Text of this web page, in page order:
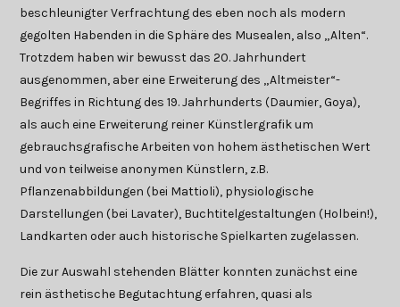
beschleunigter Verfrachtung des eben noch als modern
gegolten Habenden in die Sphäre des Musealen, also „Alten“.
Trotzdem haben wir bewusst das 20. Jahrhundert
ausgenommen, aber eine Erweiterung des „Altmeister“-
Begriffes in Richtung des 19. Jahrhunderts (Daumier, Goya),
als auch eine Erweiterung reiner Künstlergrafik um
gebrauchsgrafische Arbeiten von hohem ästhetischen Wert
und von teilweise anonymen Künstlern, z.B.
Pflanzenabbildungen (bei Mattioli), physiologische
Darstellungen (bei Lavater), Buchtitelgestaltungen (Holbein!),
Landkarten oder auch historische Spielkarten zugelassen.
Die zur Auswahl stehenden Blätter konnten zunächst eine
rein ästhetische Begutachtung erfahren, quasi als